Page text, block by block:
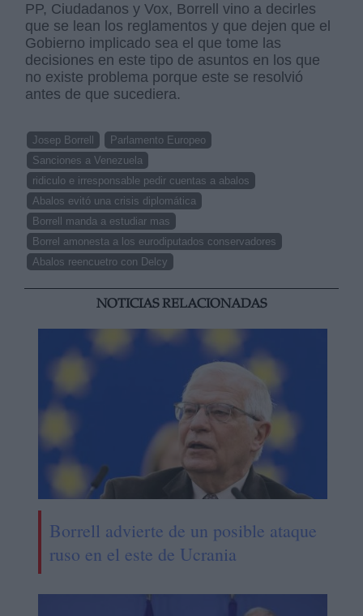
PP, Ciudadanos y Vox, Borrell vino a decirles
que se lean los reglamentos y que dejen que el
Gobierno implicado sea el que tome las
decisiones en este tipo de asuntos en los que
no existe problema porque este se resolvió
antes de que sucediera.
Josep Borrell
Parlamento Europeo
Sanciones a Venezuela
ridiculo e irresponsable pedir cuentas a abalos
Abalos evitó una crisis diplomática
Borrell manda a estudiar mas
Borrel amonesta a los eurodiputados conservadores
Abalos reencuetro con Delcy
NOTICIAS RELACIONADAS
Borrell advierte de un posible ataque
ruso en el este de Ucrania